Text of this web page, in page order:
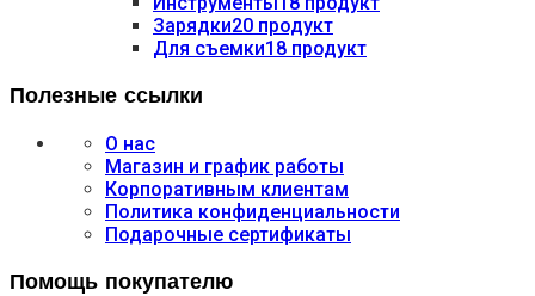
Зарядки20 продукт
Для съемки18 продукт
Полезные ссылки
О нас
Магазин и график работы
Корпоративным клиентам
Политика конфиденциальности
Подарочные сертификаты
Помощь покупателю